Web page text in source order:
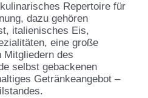
Repertoire für
dazu gehören
italienisches Eis,
eine große
Mitgliedern des
selbst gebackenen
Getränkeangebot –